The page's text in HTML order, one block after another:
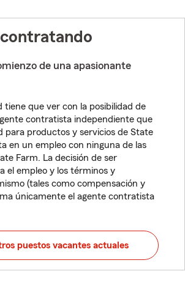
de una apasionante
tiene que ver con la posibilidad de
contratista independiente que
para productos y servicios de State
en un empleo con ninguna de las
Farm. La decisión de ser
el empleo y los términos y
(tales como compensación y
únicamente el agente contratista
puestos vacantes actuales